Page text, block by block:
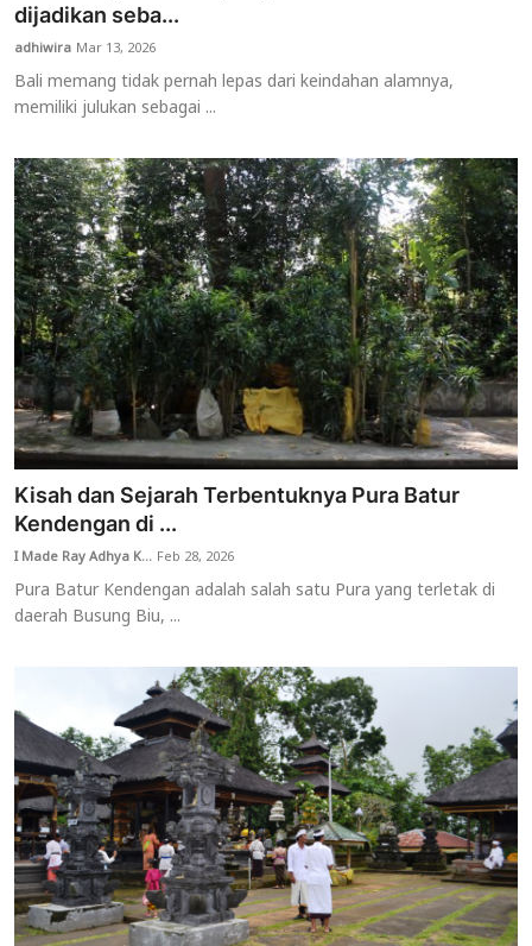
dijadikan seba...
adhiwira Mar 13, 2026
Bali memang tidak pernah lepas dari keindahan alamnya,
memiliki julukan sebagai ...
Kisah dan Sejarah Terbentuknya Pura Batur
Kendengan di ...
I Made Ray Adhya K... Feb 28, 2026
Pura Batur Kendengan adalah salah satu Pura yang terletak di
daerah Busung Biu, ...